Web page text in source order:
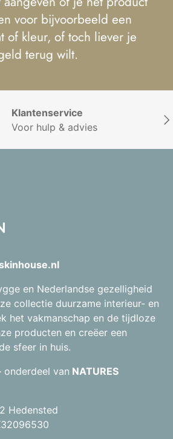
voor bijvoorbeeld een
of kleur, of toch liever je
terug wilt.
Klantenservice
Voor hulp & advies
en Nederlandse gezelligheid
collectie duurzame interieur- en
het vakmanschap en de tijdloze
producten en creëer een
sfeer in huis.
onderdeel van NATURES
Hedensted